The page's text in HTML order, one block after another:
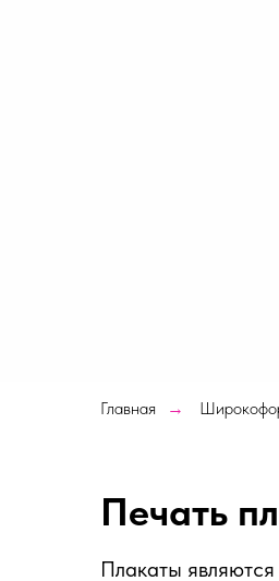
Главная →
Печать
Плакаты